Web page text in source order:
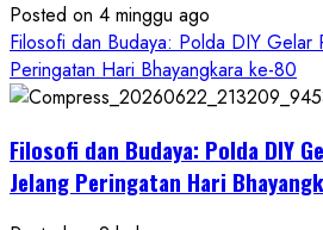
Posted on 4 minggu ago
Filosofi dan Budaya: Polda DIY Gelar
Peringatan Hari Bhayangkara ke-80
Filosofi dan Budaya: Polda DIY
Jelang Peringatan Hari